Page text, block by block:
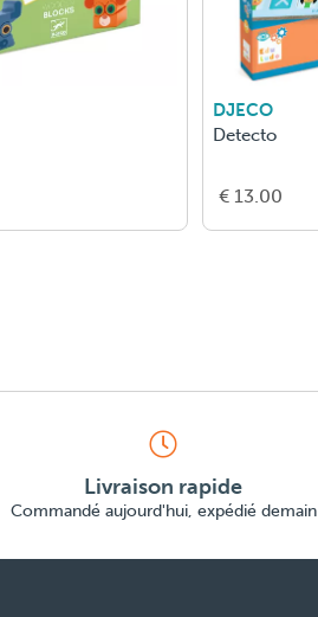
DJECO
Detecto
€ 13.00
Livraison rapide
Commandé aujourd'hui, expédié demain